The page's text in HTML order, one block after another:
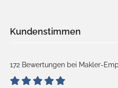
Kundenstimmen
172 Bewertungen bei Makler-